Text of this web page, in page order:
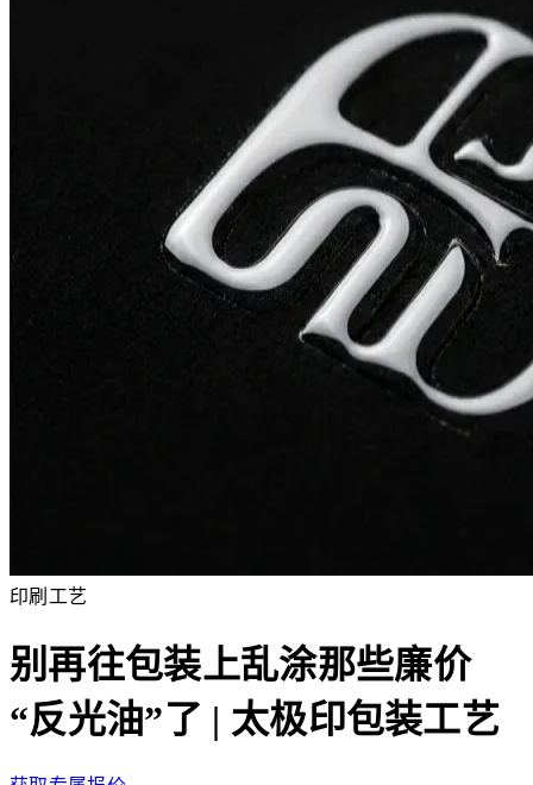
印刷工艺
别再往包装上乱涂那些廉价
“反光油”了 | 太极印包装工艺